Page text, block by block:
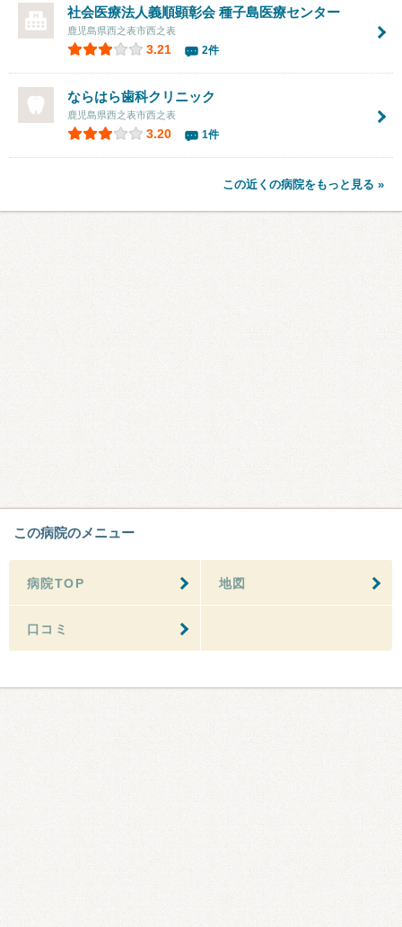
社会医療法人義順顕彰会種子島医療センター
鹿児島県西之表市西之表
3.21 2件
ならはら歯科クリニック
鹿児島県西之表市西之表
3.20 1件
この近くの病院をもっと見る »
この病院のメニュー
病院TOP 地図
口コミ